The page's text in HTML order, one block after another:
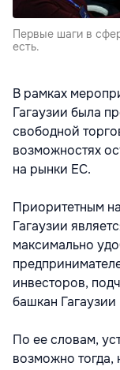
Первые шаги в
есть.
В рамках
Гагаузии была
свободной
возможностях
на рынки ЕС.
Приоритетным
Гагаузии
максимально
инвесторов,
башкан
По ее словам,
возможно тогда,